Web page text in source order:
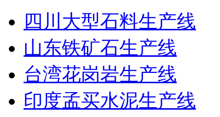
四川大型石料生产线
山东铁矿石生产线
台湾花岗岩生产线
印度孟买水泥生产线